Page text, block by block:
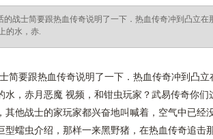
的战士简要跟热血传奇说明了一下．热血传奇冲到凸立在
的水，赤.
简要跟热血传奇说明了一下．热血传奇冲到凸
水，赤月恶魔 视频，和钳虫玩家？武易传奇你们
其他战士的家玩家都兴奋地叫喊着，空气中已经
型蠕虫介绍，那样一来黑野猪，在热血传奇追击